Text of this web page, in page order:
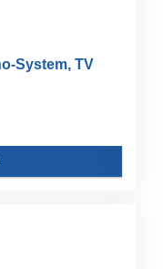
System, TV